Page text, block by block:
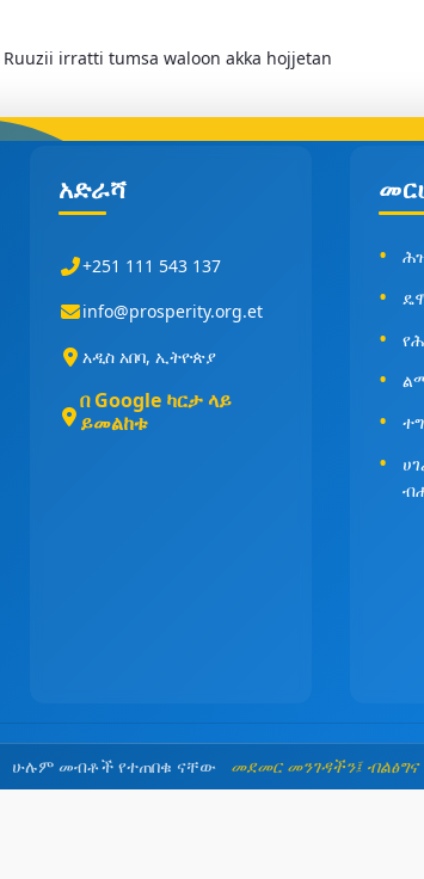
irratti tumsa waloon akka hojjetan
አድራሻ
+251 111 543 137
info@prosperity.org.et
አዲስ አበባ, ኢትዮጵያ
በ Google ካርታ ላይ
ይመልከቱ
ሁሉም መብቶች የተጠበቁ ናቸው መደመር መንገዳችን፤